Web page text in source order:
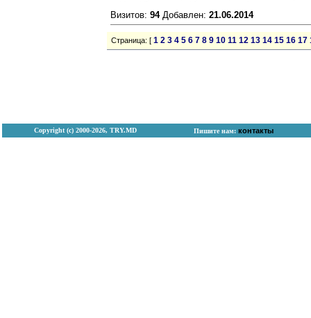
Визитов: 94Добавлен: 21.06.2014
Страница: [ 1 2 3 4 5 6 7 8 9 10 11 12 13 14 15 16 17
Copyright (с) 2000-2026, TRY.MD Пишите нам: контакты